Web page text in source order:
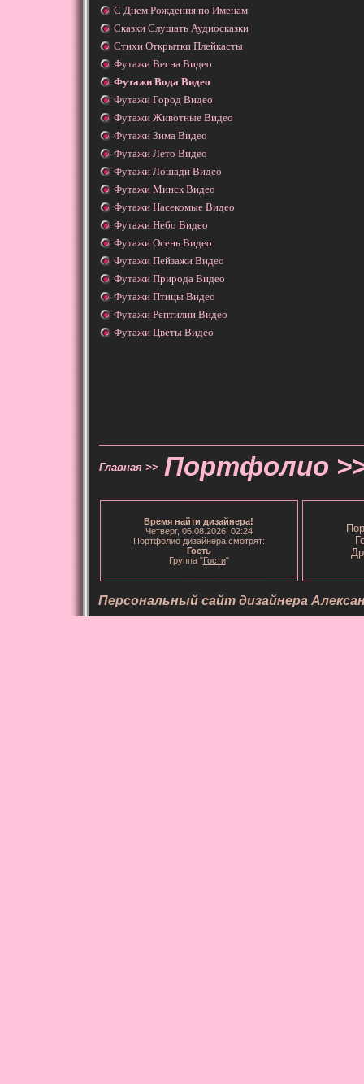
С Днем Рождения по Именам
Сказки Слушать Аудиосказки
Стихи Открытки Плейкасты
Футажи Весна Видео
Футажи Вода Видео
Футажи Город Видео
Футажи Животные Видео
Футажи Зима Видео
Футажи Лето Видео
Футажи Лошади Видео
Футажи Минск Видео
Футажи Насекомые Видео
Футажи Небо Видео
Футажи Осень Видео
Футажи Пейзажи Видео
Футажи Природа Видео
Футажи Птицы Видео
Футажи Рептилии Видео
Футажи Цветы Видео
Главная >> Портфолио
Время найти дизайнера!
Четверг, 06.08.2026, 02:24
Портфолио дизайнера смотрят:
Гость
Группа "Гости"
Персональный сайт дизайнера